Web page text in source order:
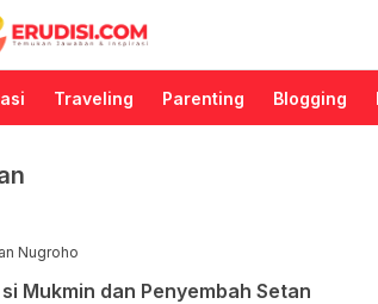
Jawaban dan Inspirasi
Traveling Parenting Blogging
Nugroho
Mukmin dan Penyembah Setan